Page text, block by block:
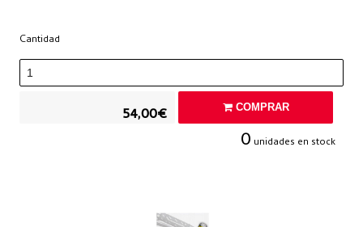
Cantidad
54,00€ COMPRAR
0 unidades en stock